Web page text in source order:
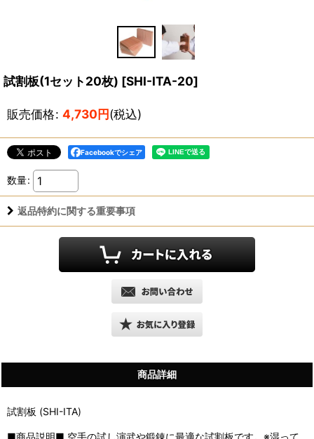
試割板(1セット20枚) [SHI-ITA-20]
販売価格: 4,730円(税込)
Facebookでシェア
数量:
返品特約に関する重要事項
商品詳細
試割板 (SHI-ITA)